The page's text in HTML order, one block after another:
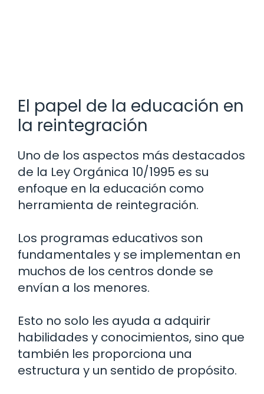
El papel de la educación en
la reintegración
Uno de los aspectos más destacados
de la Ley Orgánica 10/1995 es su
enfoque en la educación como
herramienta de reintegración.
Los programas educativos son
fundamentales y se implementan en
muchos de los centros donde se
envían a los menores.
Esto no solo les ayuda a adquirir
habilidades y conocimientos, sino que
también les proporciona una
estructura y un sentido de propósito.